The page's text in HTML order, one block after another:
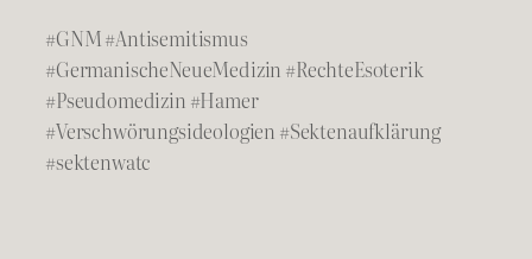
#GNM #Antisemitismus
#GermanischeNeueMedizin #RechteEsoterik
#Pseudomedizin #Hamer
#Verschwörungsideologien #Sektenaufklärung
#sektenwatc